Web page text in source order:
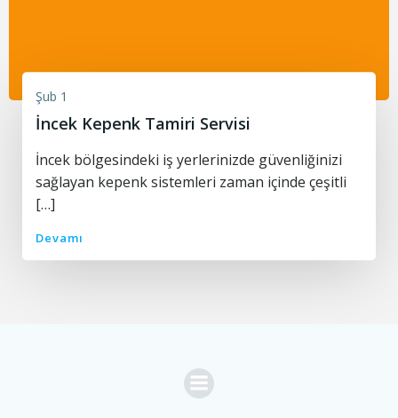
Şub 1
İncek Kepenk Tamiri Servisi
İncek bölgesindeki iş yerlerinizde güvenliğinizi
sağlayan kepenk sistemleri zaman içinde çeşitli
[…]
Devamı